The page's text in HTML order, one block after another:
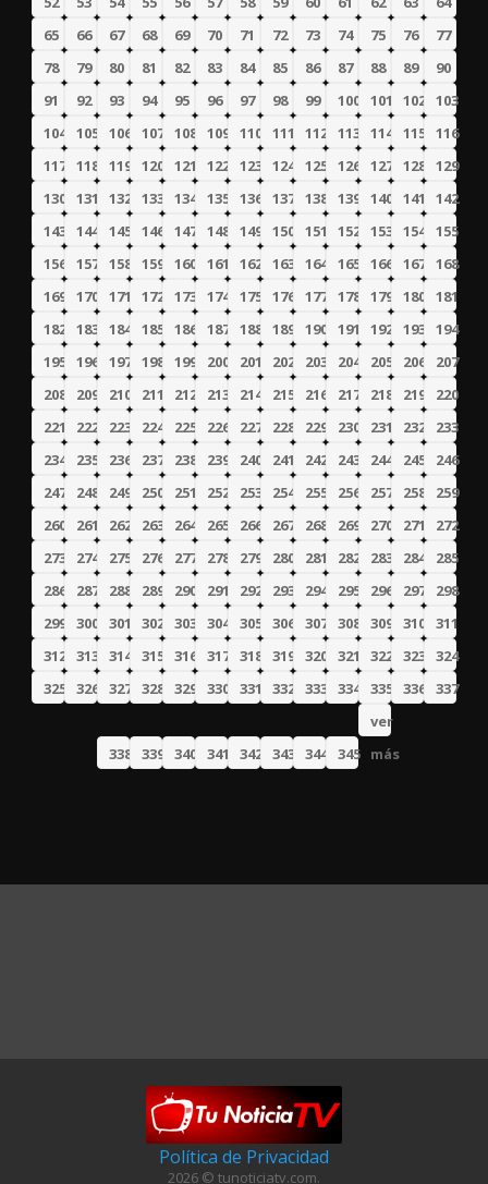
65
66 67 68 69 70 71 72 73 74 75 76
77
78
79 80 81 82 83 84 85 86 87 88 89
90
91
92 93 94 95 96 97 98 99 100 101 102
103
104
105 106 107 108 109 110 111 112 113 114 115
116
117
118 119 120 121 122 123 124 125 126 127 128
129
130
131 132 133 134 135 136 137 138 139 140 141
142
143
144 145 146 147 148 149 150 151 152 153 154
155
156
157 158 159 160 161 162 163 164 165 166 167
168
169
170 171 172 173 174 175 176 177 178 179 180
181
182
183 184 185 186 187 188 189 190 191 192 193
194
195
196 197 198 199 200 201 202 203 204 205 206
207
208
209 210 211 212 213 214 215 216 217 218 219
220
221
222 223 224 225 226 227 228 229 230 231 232
233
234
235 236 237 238 239 240 241 242 243 244 245
246
247
248 249 250 251 252 253 254 255 256 257 258
259
260
261 262 263 264 265 266 267 268 269 270 271
272
273
274 275 276 277 278 279 280 281 282 283 284
285
286
287 288 289 290 291 292 293 294 295 296 297
298
299
300 301 302 303 304 305 306 307 308 309 310
311
312
313 314 315 316 317 318 319 320 321 322 323
324
325
326 327 328 329 330 331 332 333 334 335 336 337
338 339 340 341 342 343 344 345
ver
más
Política de Privacidad
2026 © tunoticiatv.com.